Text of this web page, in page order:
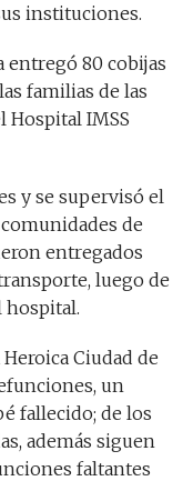
instituciones.
entregó 80 cobijas
familias de las
Hospital IMSS
y se supervisó el
de
entregados
luego de
hospital.
Ciudad de
un
fallecido; de los
además siguen
faltantes